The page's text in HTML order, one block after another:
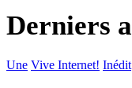
Derniers
Une Vive Internet! Inédit